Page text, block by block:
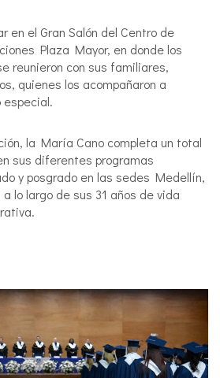
en el Gran Salón del Centro de
Plaza Mayor, en donde los
reunieron con sus familiares,
quienes los acompañaron a
especial.
la María Cano completa un total
sus diferentes programas
y posgrado en las sedes Medellín,
lo largo de sus 31 años de vida